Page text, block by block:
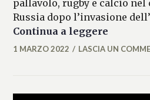
pallavolo, rugby e calcio nel
Russia dopo l’invasione
Continua a leggere
MICAELA
1 MARZO 2022 LASCIA UN